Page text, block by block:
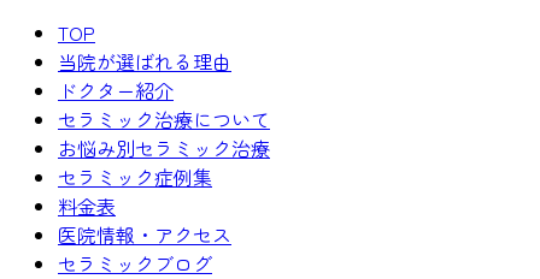
TOP
当院が選ばれる理由
ドクター紹介
セラミック治療について
お悩み別セラミック治療
セラミック症例集
料金表
医院情報・アクセス
セラミックブログ